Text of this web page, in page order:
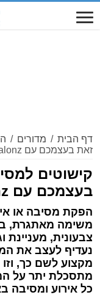
דף הבית / מדורים /
זאת בעצמכם עם Balonz
בעצמכם עם Balonz
הפקת מסיבה או
משימה מאתגרת,
צבעונית,
נעדיף לעצב את
מקצוע לשם כך,
מתסכלת יתר על